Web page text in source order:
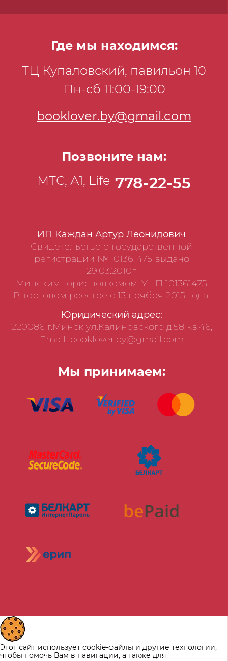
ИП Каждан Артур Леонидович
Свидетельство о государственной
регистрации № 101361475 выдано
29.03.2010г.
Минским горисполкомом, УНП 101361475
В торговом реестре с 13 ноября 2015 года.
Юридический адрес:
220086 г.Минск ул.Калиновского д.58 кв.46,
Email: booklover.by@gmail.com
Мы принимаем:
Где мы находимся:
ТЦ Купаловский, павильон 10
Пн-сб 11:00-19:00
booklover.by@gmail.com
Позвоните нам:
МТС, А1, Life 778-22-55
Этот сайт использует cookie-файлы и другие технологии,
чтобы помочь Вам в навигации, а также для